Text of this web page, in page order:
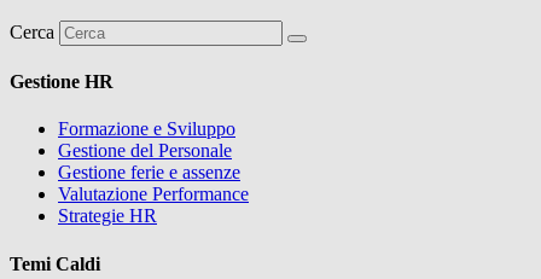
Cerca
Gestione HR
Formazione e Sviluppo
Gestione del Personale
Gestione ferie e assenze
Valutazione Performance
Strategie HR
Temi Caldi